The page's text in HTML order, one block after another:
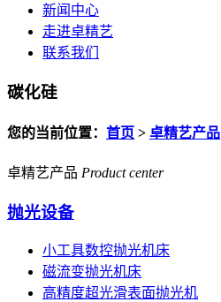
新闻中心
走进卓精艺
联系我们
碳化硅
您的当前位置： 首页 > 卓精艺产品
卓精艺产品 Product center
抛光设备
小工具数控抛光机床
磁流变抛光机床
高精度超光滑表面抛光机